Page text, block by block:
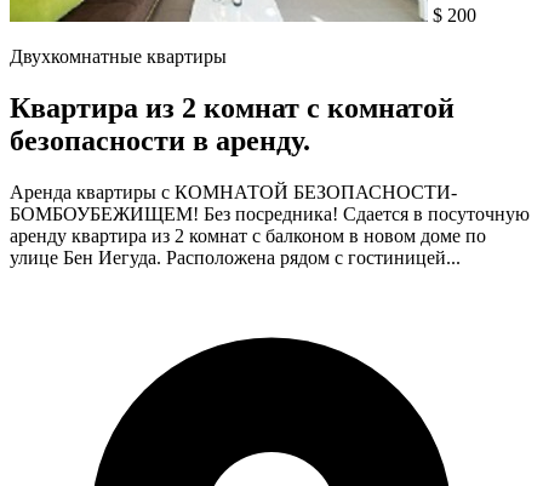
$ 200
Двухкомнатные квартиры
Квартира из 2 комнат с комнатой
безопасности в аренду.
Аренда квартиры с КОМНАТОЙ БЕЗОПАСНОСТИ-
БОМБОУБЕЖИЩЕМ! Без посредника! Сдается в посуточную
аренду квартира из 2 комнат с балконом в новом доме по
улице Бен Иегуда. Расположена рядом с гостиницей...